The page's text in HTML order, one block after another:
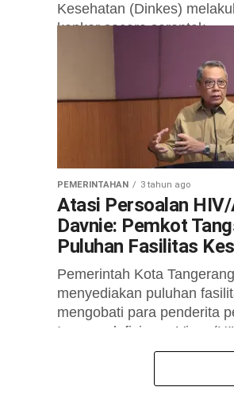
Kesehatan (Dinkes)
kanker secara serentak...
PEMERINTAHAN 3 tahun ago
Atasi Persoalan
Davnie: Pemkot
Puluhan Fasilitas
Pemerintah Kota
menyediakan puluhan
mengobati para penderita
Immunodeficiency Virus
Deficiency Syndrome